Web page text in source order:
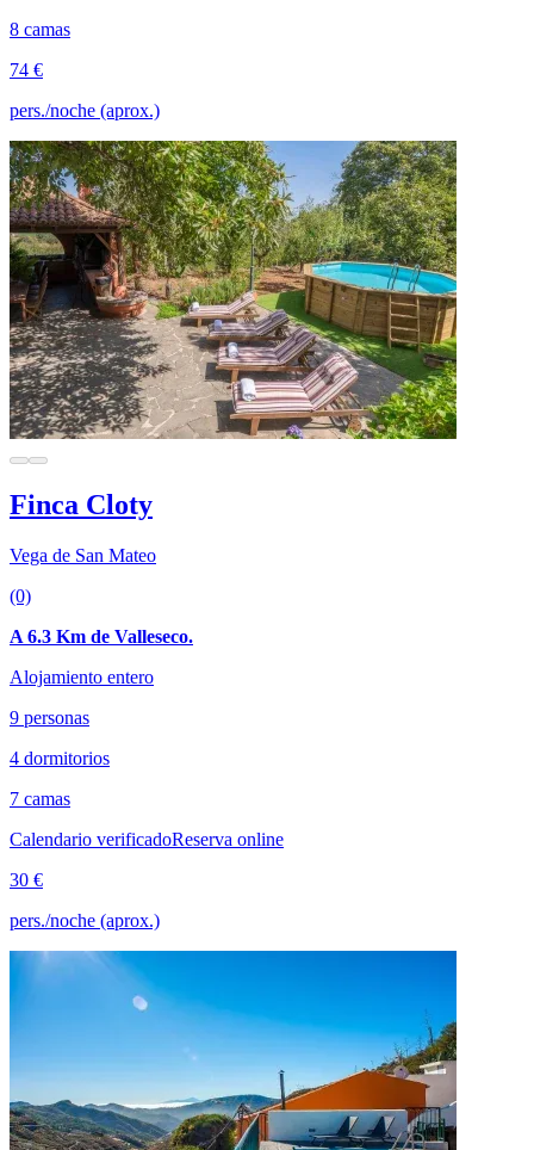
8 camas
74 €
pers./noche (aprox.)
Finca Cloty
Vega de San Mateo
(0)
A 6.3 Km de Valleseco.
Alojamiento entero
9 personas
4 dormitorios
7 camas
Calendario verificadoReserva online
30 €
pers./noche (aprox.)